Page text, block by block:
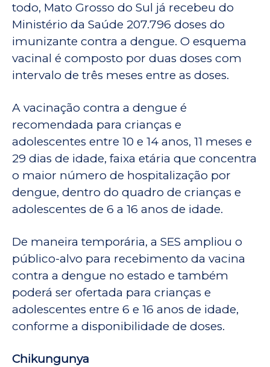
todo, Mato Grosso do Sul já recebeu do
Ministério da Saúde 207.796 doses do
imunizante contra a dengue. O esquema
vacinal é composto por duas doses com
intervalo de três meses entre as doses.
A vacinação contra a dengue é
recomendada para crianças e
adolescentes entre 10 e 14 anos, 11 meses e
29 dias de idade, faixa etária que concentra
o maior número de hospitalização por
dengue, dentro do quadro de crianças e
adolescentes de 6 a 16 anos de idade.
De maneira temporária, a SES ampliou o
público-alvo para recebimento da vacina
contra a dengue no estado e também
poderá ser ofertada para crianças e
adolescentes entre 6 e 16 anos de idade,
conforme a disponibilidade de doses.
Chikungunya